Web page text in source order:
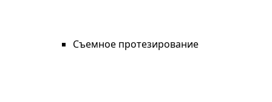
Съемное протезирование